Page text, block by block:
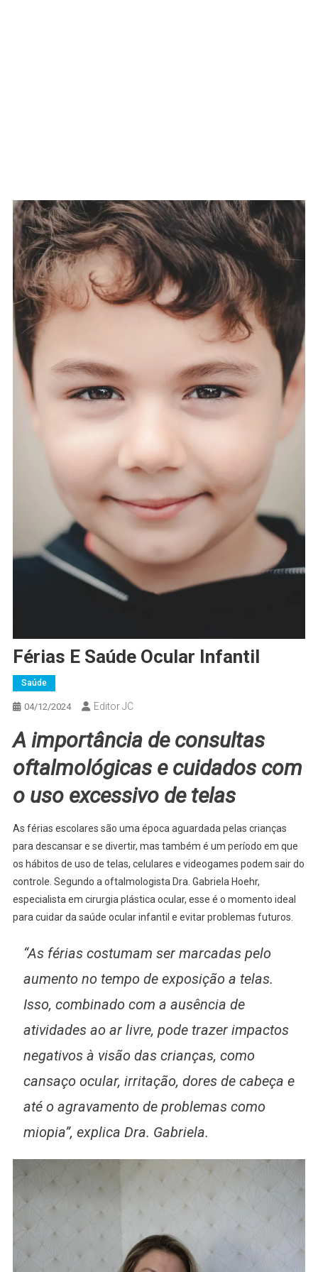
Férias E Saúde Ocular Infantil
Saúde
04/12/2024 Editor JC
A importância de consultas
oftalmológicas e cuidados com
o uso excessivo de telas
As férias escolares são uma época aguardada pelas crianças
para descansar e se divertir, mas também é um período em que
os hábitos de uso de telas, celulares e videogames podem sair do
controle. Segundo a oftalmologista Dra. Gabriela Hoehr,
especialista em cirurgia plástica ocular, esse é o momento ideal
para cuidar da saúde ocular infantil e evitar problemas futuros.
“As férias costumam ser marcadas pelo
aumento no tempo de exposição a telas.
Isso, combinado com a ausência de
atividades ao ar livre, pode trazer impactos
negativos à visão das crianças, como
cansaço ocular, irritação, dores de cabeça e
até o agravamento de problemas como
miopia”, explica Dra. Gabriela.